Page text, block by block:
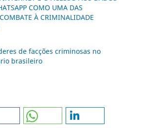
COMO UMA DAS
À CRIMINALIDADE
de facções criminosas no
brasileiro